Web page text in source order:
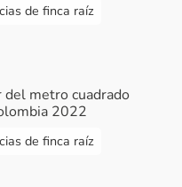
pero no e
con mi
de finca raíz
del metro cuadrado
2022
de finca raíz